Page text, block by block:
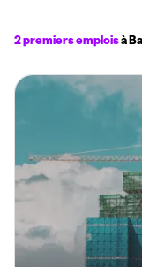
2 premiers emploisà